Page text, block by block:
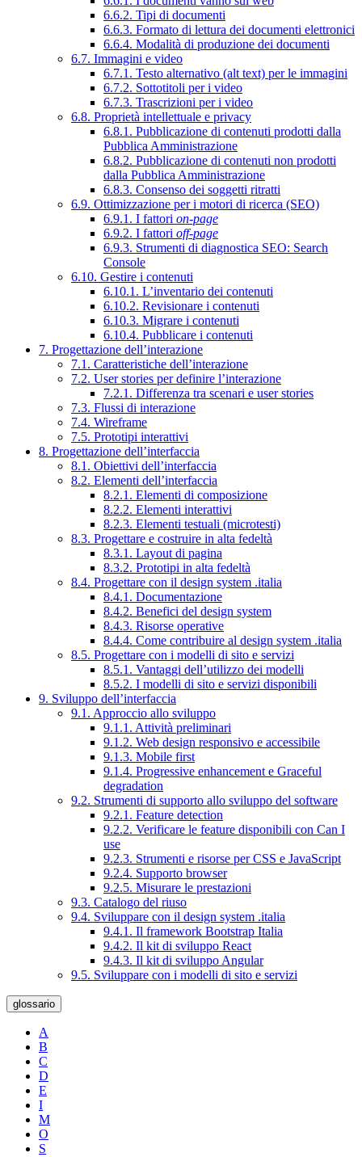
6.6.2. Tipi di documenti
6.6.3. Formato di lettura dei documenti elettronici
6.6.4. Modalità di produzione dei documenti
6.7. Immagini e video
6.7.1. Testo alternativo (alt text) per le immagini
6.7.2. Sottotitoli per i video
6.7.3. Trascrizioni per i video
6.8. Proprietà intellettuale e privacy
6.8.1. Pubblicazione di contenuti prodotti dalla
Pubblica Amministrazione
6.8.2. Pubblicazione di contenuti non prodotti
dalla Pubblica Amministrazione
6.8.3. Consenso dei soggetti ritratti
6.9. Ottimizzazione per i motori di ricerca (SEO)
6.9.1. I fattori on-page
6.9.2. I fattori off-page
6.9.3. Strumenti di diagnostica SEO: Search
Console
6.10. Gestire i contenuti
6.10.1. L’inventario dei contenuti
6.10.2. Revisionare i contenuti
6.10.3. Migrare i contenuti
6.10.4. Pubblicare i contenuti
7. Progettazione dell’interazione
7.1. Caratteristiche dell’interazione
7.2. User stories per definire l’interazione
7.2.1. Differenza tra scenari e user stories
7.3. Flussi di interazione
7.4. Wireframe
7.5. Prototipi interattivi
8. Progettazione dell’interfaccia
8.1. Obiettivi dell’interfaccia
8.2. Elementi dell’interfaccia
8.2.1. Elementi di composizione
8.2.2. Elementi interattivi
8.2.3. Elementi testuali (microtesti)
8.3. Progettare e costruire in alta fedeltà
8.3.1. Layout di pagina
8.3.2. Prototipi in alta fedeltà
8.4. Progettare con il design system .italia
8.4.1. Documentazione
8.4.2. Benefici del design system
8.4.3. Risorse operative
8.4.4. Come contribuire al design system .italia
8.5. Progettare con i modelli di sito e servizi
8.5.1. Vantaggi dell’utilizzo dei modelli
8.5.2. I modelli di sito e servizi disponibili
9. Sviluppo dell’interfaccia
9.1. Approccio allo sviluppo
9.1.1. Attività preliminari
9.1.2. Web design responsivo e accessibile
9.1.3. Mobile first
9.1.4. Progressive enhancement e Graceful
degradation
9.2. Strumenti di supporto allo sviluppo del software
9.2.1. Feature detection
9.2.2. Verificare le feature disponibili con Can I
use
9.2.3. Strumenti e risorse per CSS e JavaScript
9.2.4. Supporto browser
9.2.5. Misurare le prestazioni
9.3. Catalogo del riuso
9.4. Sviluppare con il design system .italia
9.4.1. Il framework Bootstrap Italia
9.4.2. Il kit di sviluppo React
9.4.3. Il kit di sviluppo Angular
9.5. Sviluppare con i modelli di sito e servizi
glossario
A
B
C
D
E
I
M
O
S